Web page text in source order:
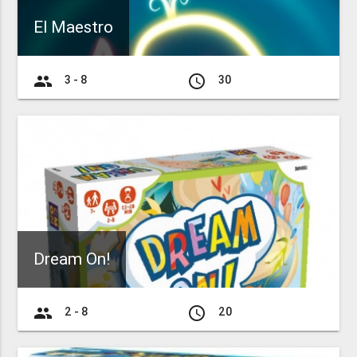
El Maestro
group 3 - 8 access_time 30
Dream On!
group 2 - 8 access_time 20